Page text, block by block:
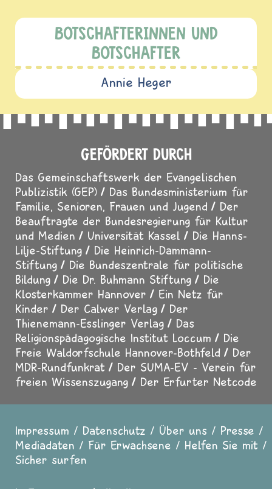
BOTSCHAFTERINNEN UND
BOTSCHAFTER
Annie Heger
GEFÖRDERT DURCH
Das Gemeinschaftswerk der Evangelischen
Publizistik (GEP)
Das Bundesministerium für
Familie, Senioren, Frauen und Jugend
Der
Beauftragte der Bundesregierung für Kultur
und Medien
Universität Kassel
Die Hanns-
Lilje-Stiftung
Die Heinrich-Dammann-
Stiftung
Die Bundeszentrale für politische
Bildung
Die Dr. Buhmann Stiftung
Die
Klosterkammer Hannover
Ein Netz für
Kinder
Der Calwer Verlag
Der
Thienemann-Esslinger Verlag
Das
Religionspädagogische Institut Loccum
Die
Freie Waldorfschule Hannover-Bothfeld
Der
MDR-Rundfunkrat
Der SUMA-EV - Verein für
freien Wissenszugang
Der Erfurter Netcode
Fußzeile
Impressum Datenschutz Über uns
Presse
Mediadaten
Für Erwachsene
Helfen Sie mit
Sicher surfen